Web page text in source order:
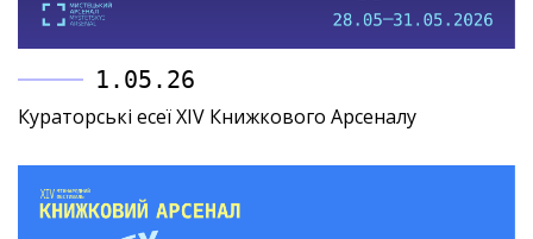
1.05.26
Кураторські есеї XIV Книжкового Арсеналу